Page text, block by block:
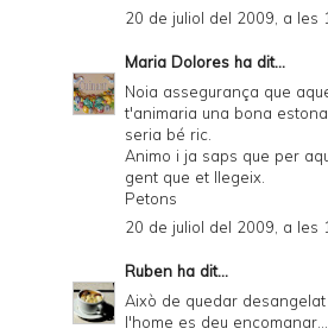
20 de juliol del 2009, a les
Maria Dolores ha dit...
Noia assegurança que
t'animaria una bona
seria bé ric.
Animo i ja saps que per
gent que et llegeix.
Petons
20 de juliol del 2009, a les
Ruben ha dit...
Això de quedar
l'home es deu